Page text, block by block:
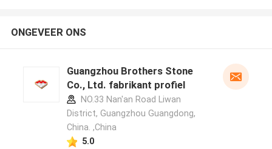
ONGEVEER ONS
Guangzhou Brothers Stone
Co., Ltd. fabrikant profiel
NO.33 Nan'an Road Liwan
District, Guangzhou Guangdong,
China. ,China
5.0